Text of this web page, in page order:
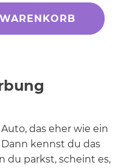
bin...
das eher wie ein
kennst du das
du parkst, scheint es,